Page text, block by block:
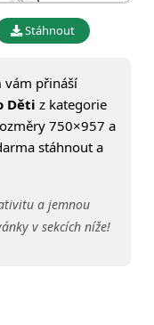
Stáhnout
vám přináší
Děti z kategorie
750×957 a
stáhnout a
a jemnou
v sekcích níže!